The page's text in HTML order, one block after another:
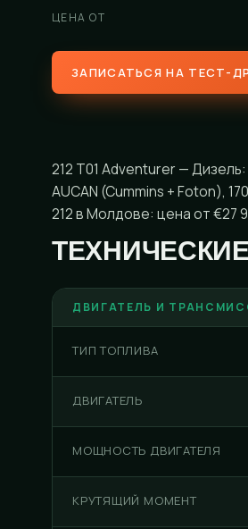
ЦЕНА ОТ
ЗАПИСАТЬСЯ НА ТЕСТ-
212 T01 Adventurer —
AUCAN (Cummins + Foton),
212 в Молдове: цена от €27
ДВИГАТЕЛЬ И
ТИП ТОПЛИВА
ДВИГАТЕЛЬ
МОЩНОСТЬ ДВИГАТЕЛЯ
КРУТЯЩИЙ МОМЕНТ